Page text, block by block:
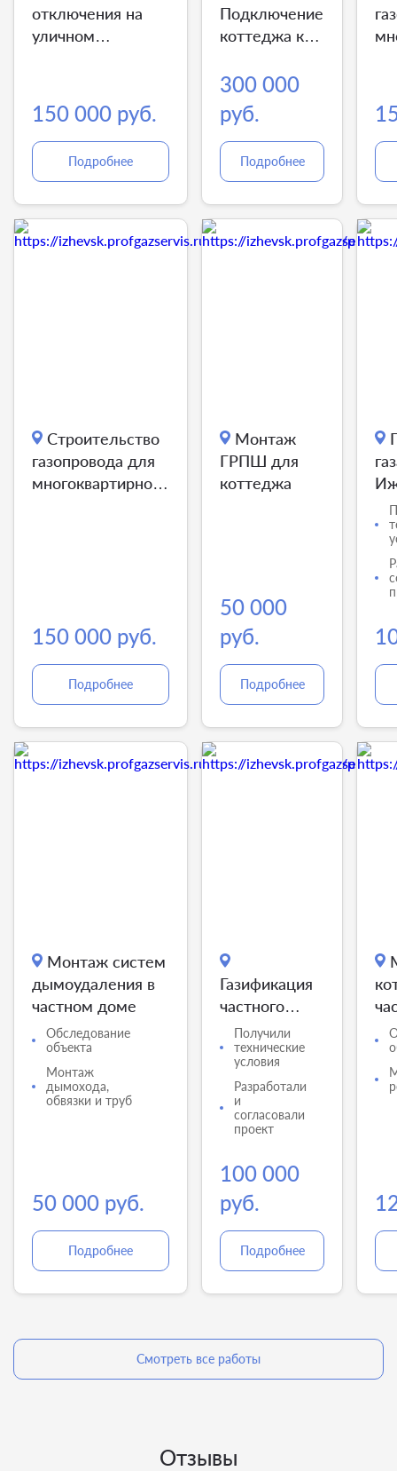
отключения на
уличном
150 000 руб.
Подробнее
Подключение
коттеджа к
300 000
руб.
Подробнее
Строительство
газопровода для
многоквартирного
150 000 руб.
Подробнее
Монтаж
ГРПШ для
коттеджа
50 000
руб.
Подробнее
Монтаж систем
дымоудаления в
частном доме
Обследование
объекта
Монтаж
дымохода,
обвязки и труб
50 000 руб.
Подробнее
Газификация
частного
дома в
Ижевске
Получили
технические
условия
Разработали
и
согласовали
проект
100 000
руб.
Подробнее
Смотреть все работы
Отзывы